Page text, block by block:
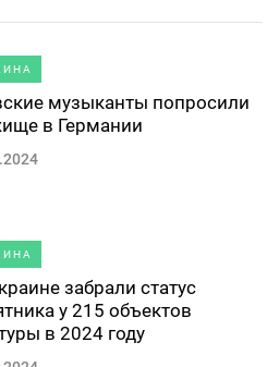
музыканты попросили
в Германии
забрали статус
у 215 объектов
в 2024 году